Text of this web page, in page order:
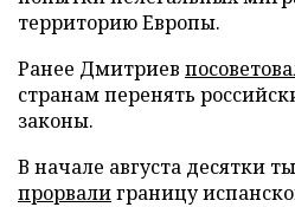
территорию Европы.
Ранее Дмитриев
странам перенять
законы.
В начале августа десятки
прорвалиграницу